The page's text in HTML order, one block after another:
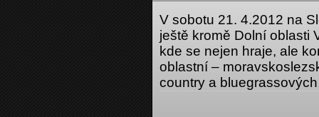
V sobotu 21. 4.2012 na
ještě kromě Dolní oblasti
kde se nejen hraje, ale
oblastní –
country a